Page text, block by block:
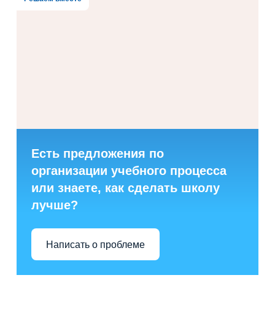
Есть предложения по
организации учебного процесса
или знаете, как сделать школу
лучше?
Написать о проблеме